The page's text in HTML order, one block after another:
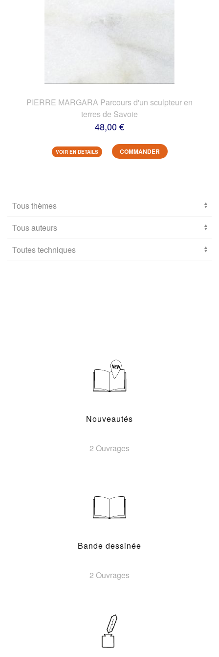
PIERRE MARGARA Parcours d'un sculpteur en
terres de Savoie
48,00 €
VOIR EN DETAILS COMMANDER
Nouveautés
2 Ouvrages
Bande dessinée
2 Ouvrages